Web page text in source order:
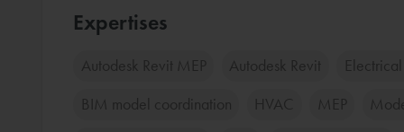
Expertises
Autodesk Revit MEP Autodesk Revit
BIM model coordination HVAC MEP